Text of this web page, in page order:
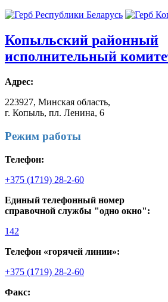
Копыльский районный
исполнительный
Адрес:
223927, Минская область,
г. Копыль, пл. Ленина, 6
Режим работы
Телефон:
+375 (1719) 28-2-60
Единый телефонный номер
справочной службы "одно окно":
142
Телефон «горячей линии»:
+375 (1719) 28-2-60
Факс: